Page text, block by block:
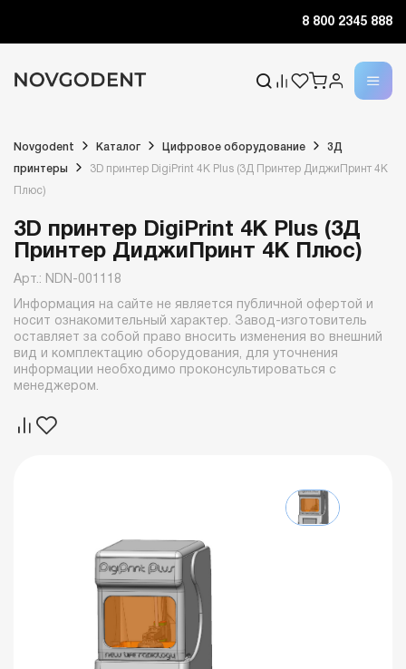
8 800 2345 888
Novgodent Каталог Цифровое оборудование 3Д
принтеры 3D принтер DigiPrint 4K Plus (3Д Принтер ДиджиПринт 4К
Плюс)
3D принтер DigiPrint 4K Plus (3Д
Принтер ДиджиПринт 4К Плюс)
Арт.: NDN-001118
Информация на сайте не является публичной офертой и
носит ознакомительный характер. Завод-изготовитель
оставляет за собой право вносить изменения во внешний
вид и комплектацию оборудования, для уточнения
информации необходимо проконсультироваться с
менеджером.